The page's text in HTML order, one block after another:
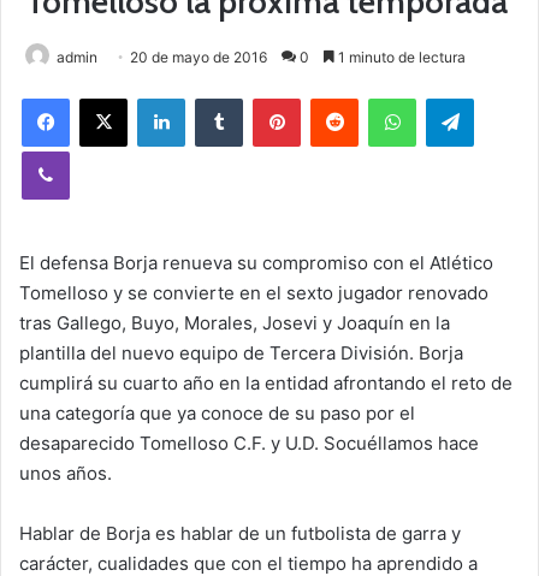
admin 20 de mayo de 2016 0 1 minuto de lectura
El defensa Borja renueva su compromiso con el Atlético
Tomelloso y se convierte en el sexto jugador renovado
tras Gallego, Buyo, Morales, Josevi y Joaquín en la
plantilla del nuevo equipo de Tercera División. Borja
cumplirá su cuarto año en la entidad afrontando el reto de
una categoría que ya conoce de su paso por el
desaparecido Tomelloso C.F. y U.D. Socuéllamos hace
unos años.
Hablar de Borja es hablar de un futbolista de garra y
carácter, cualidades que con el tiempo ha aprendido a